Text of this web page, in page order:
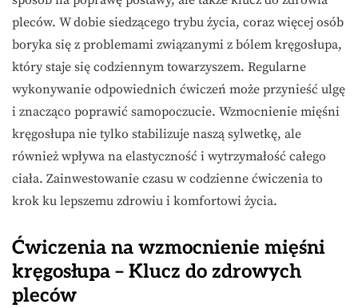
pleców. W dobie siedzącego trybu życia, coraz więcej osób
boryka się z problemami związanymi z bólem kręgosłupa,
który staje się codziennym towarzyszem. Regularne
wykonywanie odpowiednich ćwiczeń może przynieść ulgę
i znacząco poprawić samopoczucie. Wzmocnienie mięśni
kręgosłupa nie tylko stabilizuje naszą sylwetkę, ale
również wpływa na elastyczność i wytrzymałość całego
ciała. Zainwestowanie czasu w codzienne ćwiczenia to
krok ku lepszemu zdrowiu i komfortowi życia.
Ćwiczenia na wzmocnienie mięśni
kręgosłupa – Klucz do zdrowych
pleców